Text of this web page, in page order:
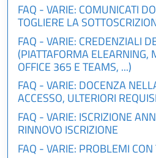
FAQ - VARIE: COMUNICATI
TOGLIERE LA
FAQ - VARIE: CREDENZIALI
(PIATTAFORMA ELEARNING,
OFFICE 365 E TEAMS, ...)
FAQ - VARIE: DOCENZA
ACCESSO, ULTERIORI
FAQ - VARIE: ISCRIZIONE
RINNOVO ISCRIZIONE
FAQ - VARIE: PROBLEMI CON